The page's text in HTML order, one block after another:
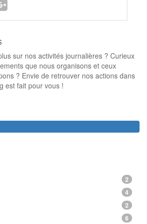
sur nos activités journalières ? Curieux
que nous organisons et ceux
? Envie de retrouver nos actions dans
est fait pour vous !
2
4
2
6